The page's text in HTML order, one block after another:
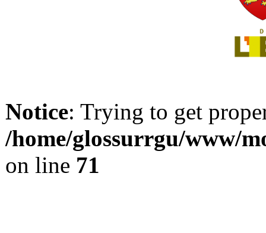
Notice: Trying to get
/home/glossurrgu/www/
on line 71